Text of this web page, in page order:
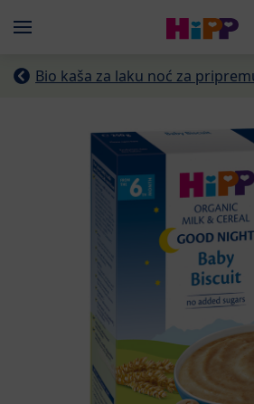
Menü
Bio kaša za laku noć za